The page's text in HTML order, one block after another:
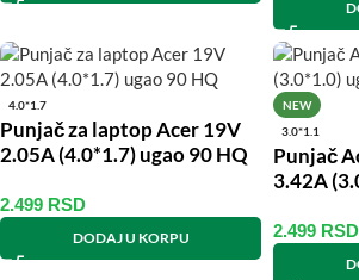
4.0*1.7
Punjač za laptop Acer 19V
2.05A (4.0*1.7) ugao 90 HQ
2.499 RSD
DODAJ U KORPU
NEW
3.0*1.1
Punjač
3.42A
2.499 RSD